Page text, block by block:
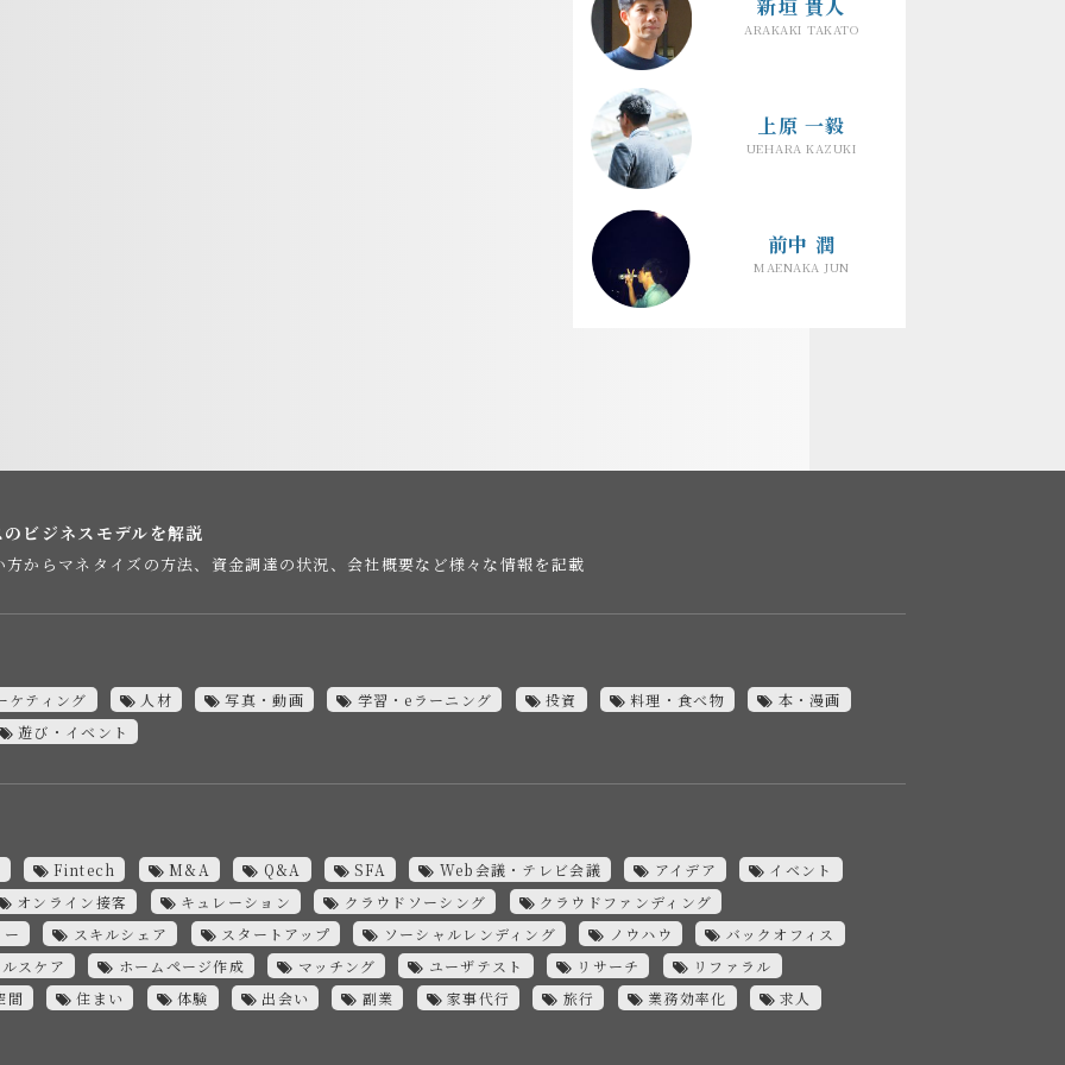
新垣 貴人
ARAKAKI TAKATO
上原 一毅
UEHARA KAZUKI
前中 潤
MAENAKA JUN
ビジネスモデルを解説
方からマネタイズの方法、資金調達の状況、会社概要など様々な情報を記載
ケティング 人材 写真・動画 学習・eラーニング 投資 料理・食べ物
本・漫画
遊び・イベント
Fintech M&A Q&A SFA Web会議・テレビ会議 アイデア
イベント
オンライン接客 キュレーション クラウドソーシング
クラウドファンディング
スキルシェア スタートアップ ソーシャルレンディング ノウハウ
バックオフィス
スケア ホームページ作成 マッチング ユーザテスト リサーチ
リファラル
間 住まい 体験 出会い 副業 家事代行 旅行 業務効率化
求人